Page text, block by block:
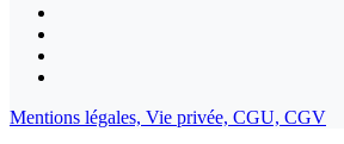
Mentions légales, Vie privée, CGU, CGV